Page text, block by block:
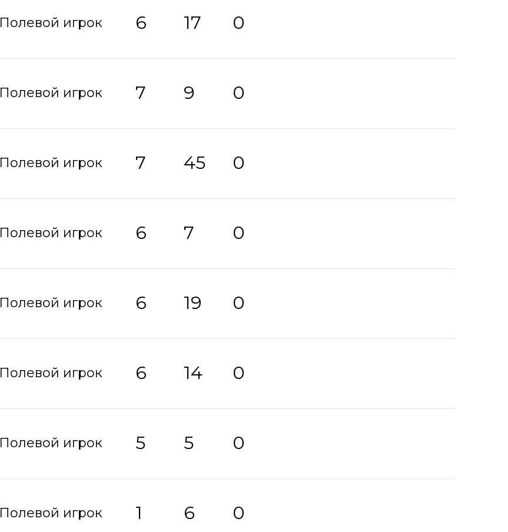
Полевой игрок 6 17 0
Полевой игрок 7 9 0
Полевой игрок 7 45 0
Полевой игрок 6 7 0
Полевой игрок 6 19 0
Полевой игрок 6 14 0
Полевой игрок 5 5 0
Полевой игрок 1 6 0